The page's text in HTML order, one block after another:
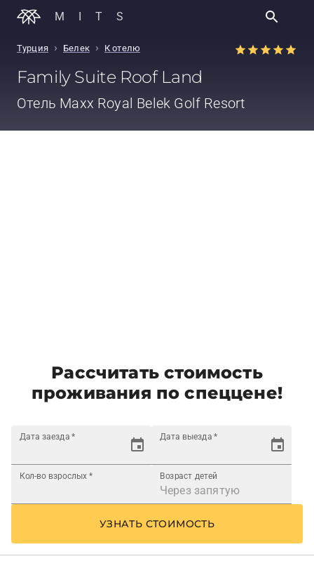
MITS
Турция › Белек › К отелю
Family Suite Roof Land
Отель Maxx Royal Belek Golf Resort
Рассчитать стоимость
проживания по спеццене!
Дата заезда * Дата выезда *
Кол-во взрослых * Возраст детей
УЗНАТЬ СТОИМОСТЬ